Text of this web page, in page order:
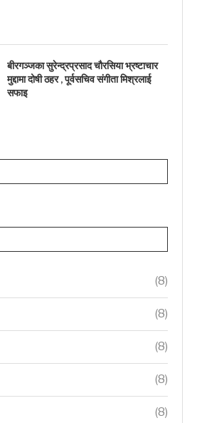
बीरगञ्जका सुरेन्द्रप्रसाद चौरसिया भ्रष्टाचार
मुद्दामा दोषी ठहर , पूर्वसचिव संगीता मिश्रलाई
सफाइ
(8)
(8)
(8)
(8)
(8)